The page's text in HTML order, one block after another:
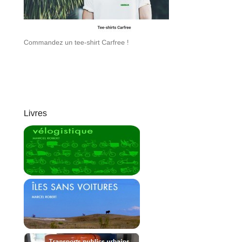
Commandez un tee-shirt Carfree !
Livres